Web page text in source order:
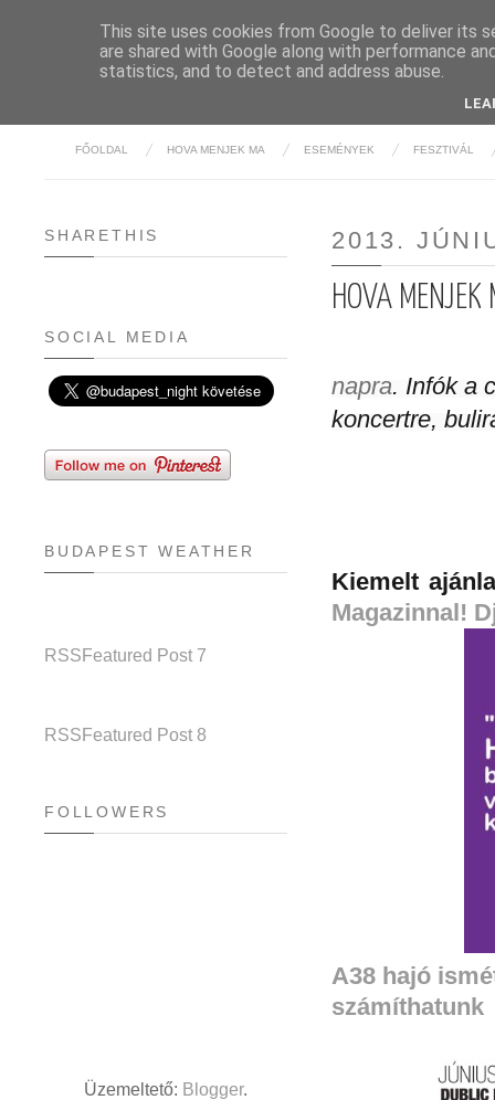
FŐOLDAL HOVA MENJEK MA ESEMÉNYEK FESZTIVÁL
2013.
HOVA
napra. Infók a
koncertre,
Kiemelt
Magazinnal!
A38 hajó
számíthatunk
SHARETHIS
SOCIAL MEDIA
BUDAPEST WEATHER
RSS Featured Post 7
RSS Featured Post 8
FOLLOWERS
Üzemeltető: Blogger.
This site uses cookies from Google to deliver its
are shared with Google along with performance
statistics, and to detect and address abuse.